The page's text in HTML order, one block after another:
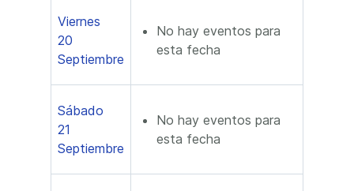
Viernes
20
Septiembre
No hay eventos para
esta fecha
Sábado
21
Septiembre
No hay eventos para
esta fecha